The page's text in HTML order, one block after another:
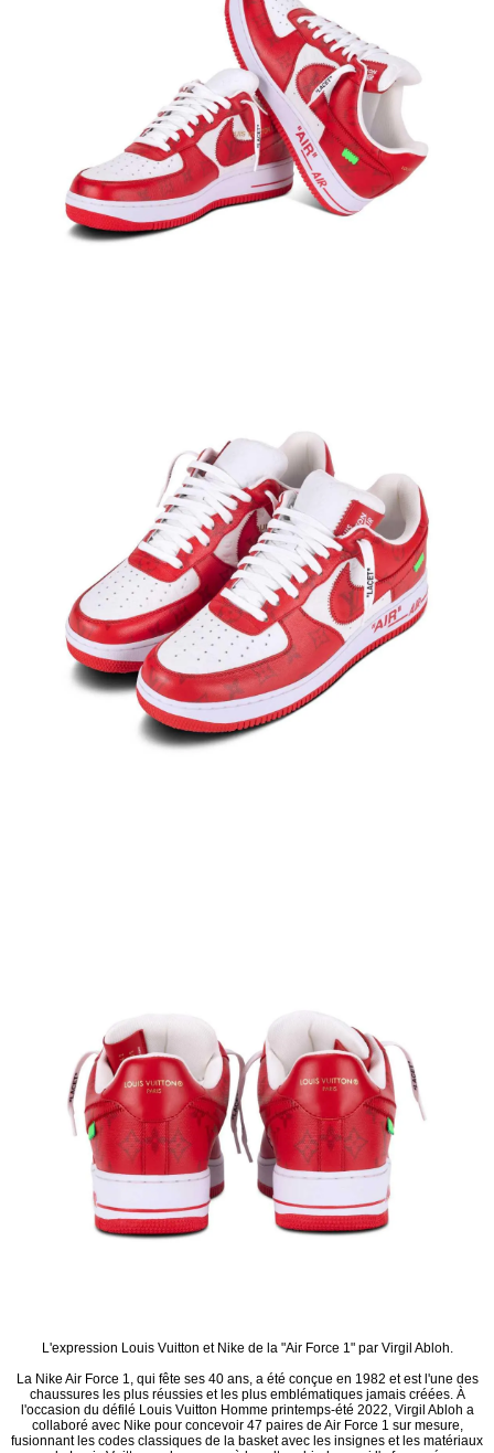
L'expression Louis Vuitton et Nike de la "Air Force 1" par Virgil Abloh.
La Nike Air Force 1, qui fête ses 40 ans, a été conçue en 1982 et est l'une des
chaussures les plus réussies et les plus emblématiques jamais créées. À
l'occasion du défilé Louis Vuitton Homme printemps-été 2022, Virgil Abloh a
collaboré avec Nike pour concevoir 47 paires de Air Force 1 sur mesure,
fusionnant les codes classiques de la basket avec les insignes et les matériaux